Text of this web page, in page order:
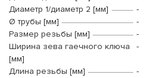
Диаметр 1/диаметр 2 [мм]
-
Ø трубы [мм]
-
Размер резьбы [мм]
-
Ширина зева гаечного ключа
[мм]
-
Длина резьбы [мм]
-